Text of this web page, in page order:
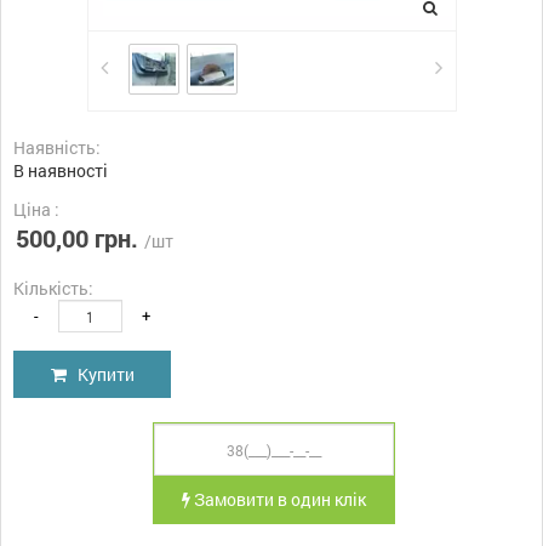
Наявність:
В наявності
Ціна :
500,00 грн. /шт
Кількість:
- +
Купити
Замовити в один клік